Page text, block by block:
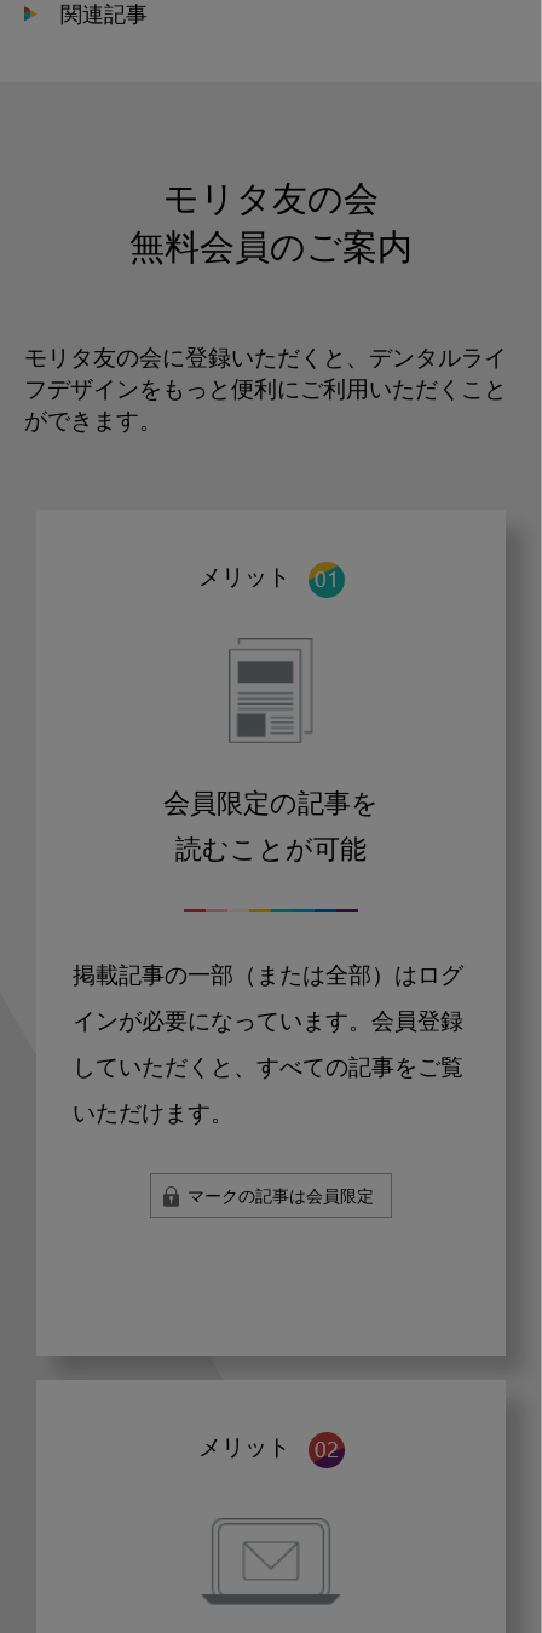
関連記事
モリタ友の会
無料会員のご案内
モリタ友の会に登録いただくと、デンタルライ
フデザインをもっと便利にご利用いただくこと
ができます。
メリット
会員限定の記事を
読むことが可能
掲載記事の一部（または全部）はログ
インが必要になっています。会員登録
していただくと、すべての記事をご覧
いただけます。
マークの記事は会員限定
メリット